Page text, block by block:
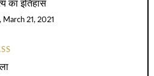
का इतिहास
March 21, 2021